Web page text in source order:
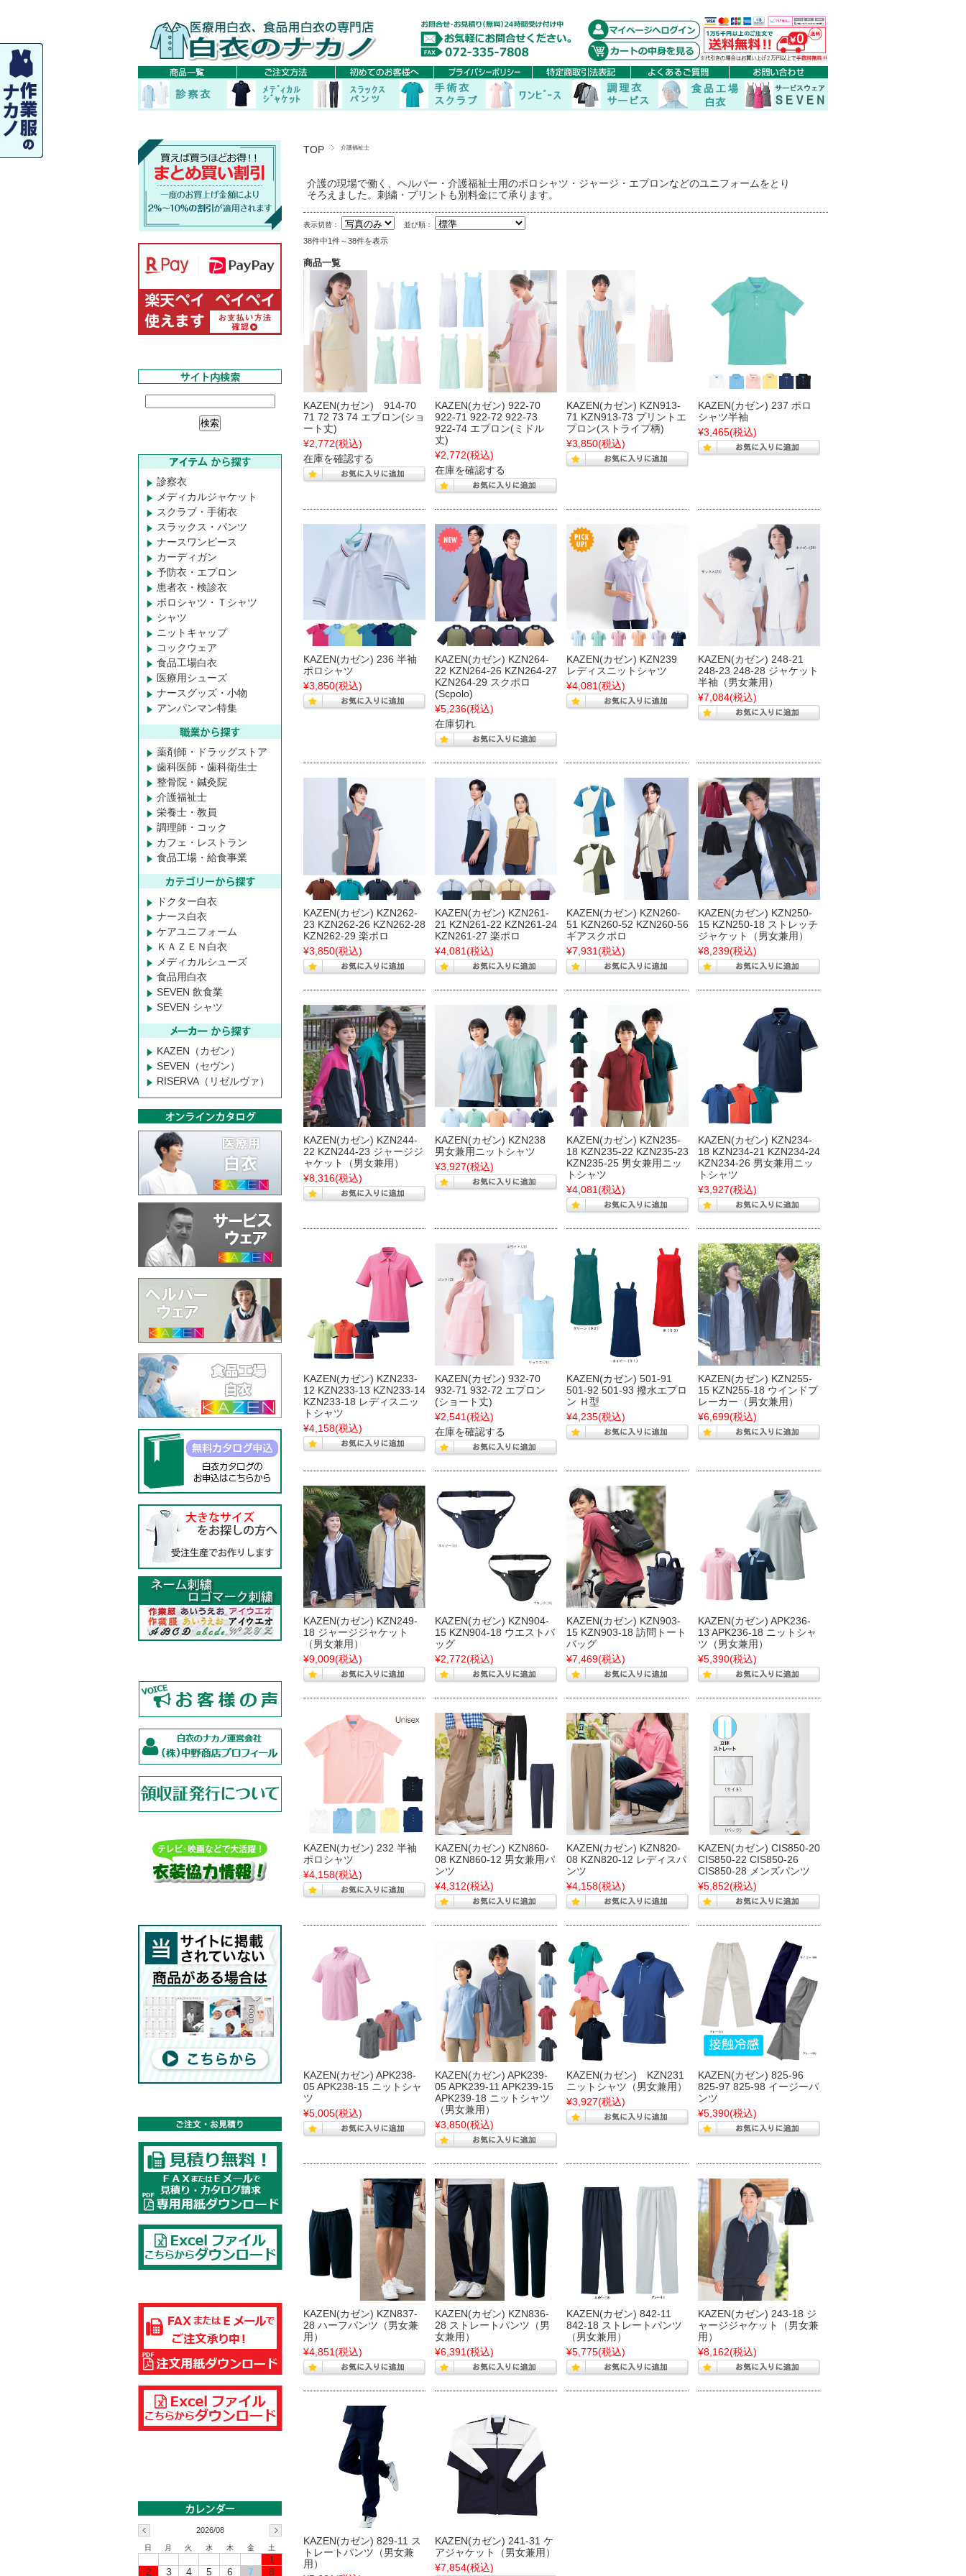
TOP 介護福祉士
介護の現場で働く、ヘルパー・介護福祉士用のポロシャツ・ジャージ・エプロンなどのユニフォームをとり
そろえました。刺繍・プリントも別料金にて承ります。
表示切替： 並び順：
38件中1件～38件を表示
商品一覧
KAZEN(カゼン) 914-70
71 72 73 74 エプロン(ショ
ート丈)
¥2,772(税込)
在庫を確認する
KAZEN(カゼン) 922-70
922-71 922-72 922-73
922-74 エプロン(ミドル
丈)
¥2,772(税込)
在庫を確認する
KAZEN(カゼン) KZN913-
71 KZN913-73 プリントエ
プロン(ストライプ柄)
¥3,850(税込)
KAZEN(カゼン) 237 ポロ
シャツ半袖
¥3,465(税込)
KAZEN(カゼン) 236 半袖
ポロシャツ
¥3,850(税込)
KAZEN(カゼン) KZN264-
22 KZN264-26 KZN264-27
KZN264-29 スクポロ
(Scpolo)
¥5,236(税込)
在庫切れ
KAZEN(カゼン) KZN239
レディスニットシャツ
¥4,081(税込)
KAZEN(カゼン) 248-21
248-23 248-28 ジャケット
半袖（男女兼用）
¥7,084(税込)
KAZEN(カゼン) KZN262-
23 KZN262-26 KZN262-28
KZN262-29 楽ポロ
¥3,850(税込)
KAZEN(カゼン) KZN261-
21 KZN261-22 KZN261-24
KZN261-27 楽ポロ
¥4,081(税込)
KAZEN(カゼン) KZN260-
51 KZN260-52 KZN260-56
ギアスクポロ
¥7,931(税込)
KAZEN(カゼン) KZN250-
15 KZN250-18 ストレッチ
ジャケット（男女兼用）
¥8,239(税込)
KAZEN(カゼン) KZN244-
22 KZN244-23 ジャージジ
ャケット（男女兼用）
¥8,316(税込)
KAZEN(カゼン) KZN238
男女兼用ニットシャツ
¥3,927(税込)
KAZEN(カゼン) KZN235-
18 KZN235-22 KZN235-23
KZN235-25 男女兼用ニッ
トシャツ
¥4,081(税込)
KAZEN(カゼン) KZN234-
18 KZN234-21 KZN234-24
KZN234-26 男女兼用ニッ
トシャツ
¥3,927(税込)
KAZEN(カゼン) KZN233-
12 KZN233-13 KZN233-14
KZN233-18 レディスニッ
トシャツ
¥4,158(税込)
KAZEN(カゼン) 932-70
932-71 932-72 エプロン
(ショート丈)
¥2,541(税込)
在庫を確認する
KAZEN(カゼン) 501-91
501-92 501-93 撥水エプロ
ン Ｈ型
¥4,235(税込)
KAZEN(カゼン) KZN255-
15 KZN255-18 ウインドブ
レーカー（男女兼用）
¥6,699(税込)
KAZEN(カゼン) KZN249-
18 ジャージジャケット
（男女兼用）
¥9,009(税込)
KAZEN(カゼン) KZN904-
15 KZN904-18 ウエストバ
ッグ
¥2,772(税込)
KAZEN(カゼン) KZN903-
15 KZN903-18 訪問トート
バッグ
¥7,469(税込)
KAZEN(カゼン) APK236-
13 APK236-18 ニットシャ
ツ（男女兼用）
¥5,390(税込)
KAZEN(カゼン) 232 半袖
ポロシャツ
¥4,158(税込)
KAZEN(カゼン) KZN860-
08 KZN860-12 男女兼用パ
ンツ
¥4,312(税込)
KAZEN(カゼン) KZN820-
08 KZN820-12 レディスパ
ンツ
¥4,158(税込)
KAZEN(カゼン) CIS850-20
CIS850-22 CIS850-26
CIS850-28 メンズパンツ
¥5,852(税込)
KAZEN(カゼン) APK238-
05 APK238-15 ニットシャ
ツ
¥5,005(税込)
KAZEN(カゼン) APK239-
05 APK239-11 APK239-15
APK239-18 ニットシャツ
（男女兼用）
¥3,850(税込)
KAZEN(カゼン) KZN231
ニットシャツ（男女兼用）
¥3,927(税込)
KAZEN(カゼン) 825-96
825-97 825-98 イージーパ
ンツ
¥5,390(税込)
KAZEN(カゼン) KZN837-
28 ハーフパンツ（男女兼
用）
¥4,851(税込)
KAZEN(カゼン) KZN836-
28 ストレートパンツ（男
女兼用）
¥6,391(税込)
KAZEN(カゼン) 842-11
842-18 ストレートパンツ
（男女兼用）
¥5,775(税込)
KAZEN(カゼン) 243-18 ジ
ャージジャケット（男女兼
用）
¥8,162(税込)
KAZEN(カゼン) 829-11 ス
トレートパンツ（男女兼
用）
KAZEN(カゼン) 241-31 ケ
アジャケット（男女兼用）
¥7,854(税込)
診察衣
メディカルジャケット
スクラブ・手術衣
スラックス・パンツ
ナースワンピース
カーディガン
予防衣・エプロン
患者衣・検診衣
ポロシャツ・Ｔシャツ
シャツ
ニットキャップ
コックウェア
食品工場白衣
医療用シューズ
ナースグッズ・小物
アンパンマン特集
薬剤師・ドラッグストア
歯科医師・歯科衛生士
整骨院・鍼灸院
介護福祉士
栄養士・教員
調理師・コック
カフェ・レストラン
食品工場・給食事業
ドクター白衣
ナース白衣
ケアユニフォーム
ＫＡＺＥＮ白衣
メディカルシューズ
食品用白衣
SEVEN 飲食業
SEVEN シャツ
KAZEN（カゼン）
SEVEN（セヴン）
RISERVA（リゼルヴァ）
2026/08
日 月 火 水 木 金 土
1
2
3 4 5 6 7 8